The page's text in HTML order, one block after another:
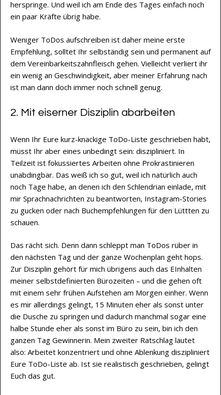
herspringe. Und weil ich am Ende des Tages einfach noch
ein paar Kräfte übrig habe.
Weniger ToDos aufschreiben ist daher meine erste
Empfehlung, solltet Ihr selbständig sein und permanent auf
dem Vereinbarkeitszahnfleisch gehen. Vielleicht verliert ihr
ein wenig an Geschwindigkeit, aber meiner Erfahrung nach
ist man dann doch immer noch schnell genug.
2. Mit eiserner Disziplin abarbeiten
Wenn Ihr Eure kurz-knackige ToDo-Liste geschrieben habt,
müsst Ihr aber eines unbedingt sein: diszipliniert. In
Teilzeit ist fokussiertes Arbeiten ohne Prokrastinieren
unabdingbar. Das weiß ich so gut, weil ich natürlich auch
noch Tage habe, an denen ich den Schlendrian einlade, mit
mir Sprachnachrichten zu beantworten, Instagram-Stories
zu gucken oder nach Buchempfehlungen für den Lüttten zu
schauen.
Das rächt sich. Denn dann schleppt man ToDos rüber in
den nächsten Tag und der ganze Wochenplan geht hops.
Zur Disziplin gehört für mich übrigens auch das EInhalten
meiner selbstdefinierten Bürozeiten – und die gehen oft
mit einem sehr frühen Aufstehen am Morgen einher. Wenn
es mir allerdings gelingt, 15 Minuten eher als sonst unter
die Dusche zu springen und dadurch manchmal sogar eine
halbe Stunde eher als sonst im Büro zu sein, bin ich den
ganzen Tag Gewinnerin. Mein zweiter Ratschlag lautet
also: Arbeitet konzentriert und ohne Ablenkung diszipliniert
Eure ToDo-Liste ab. Ist sie realistisch geschrieben, gelingt
Euch das gut.